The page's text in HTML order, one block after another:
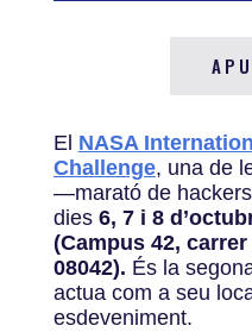
El NASA
Challenge, una de
—marató de
dies 6, 7 i 8
(Campus 42,
08042). És la
actua com a seu
esdeveniment.